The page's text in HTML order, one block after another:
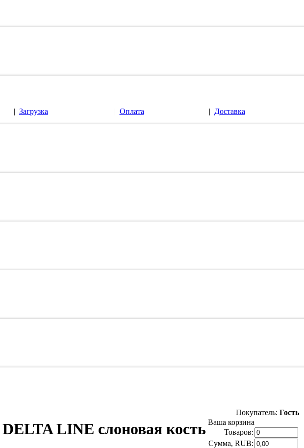
| Загрузка | Оплата | Доставка
Покупатель: Гость
LINE слоновая кость Ваша корзина
Товаров:
Сумма, RUB: